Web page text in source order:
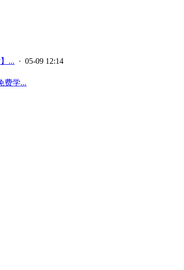
... · 05-09 12:14
费学...